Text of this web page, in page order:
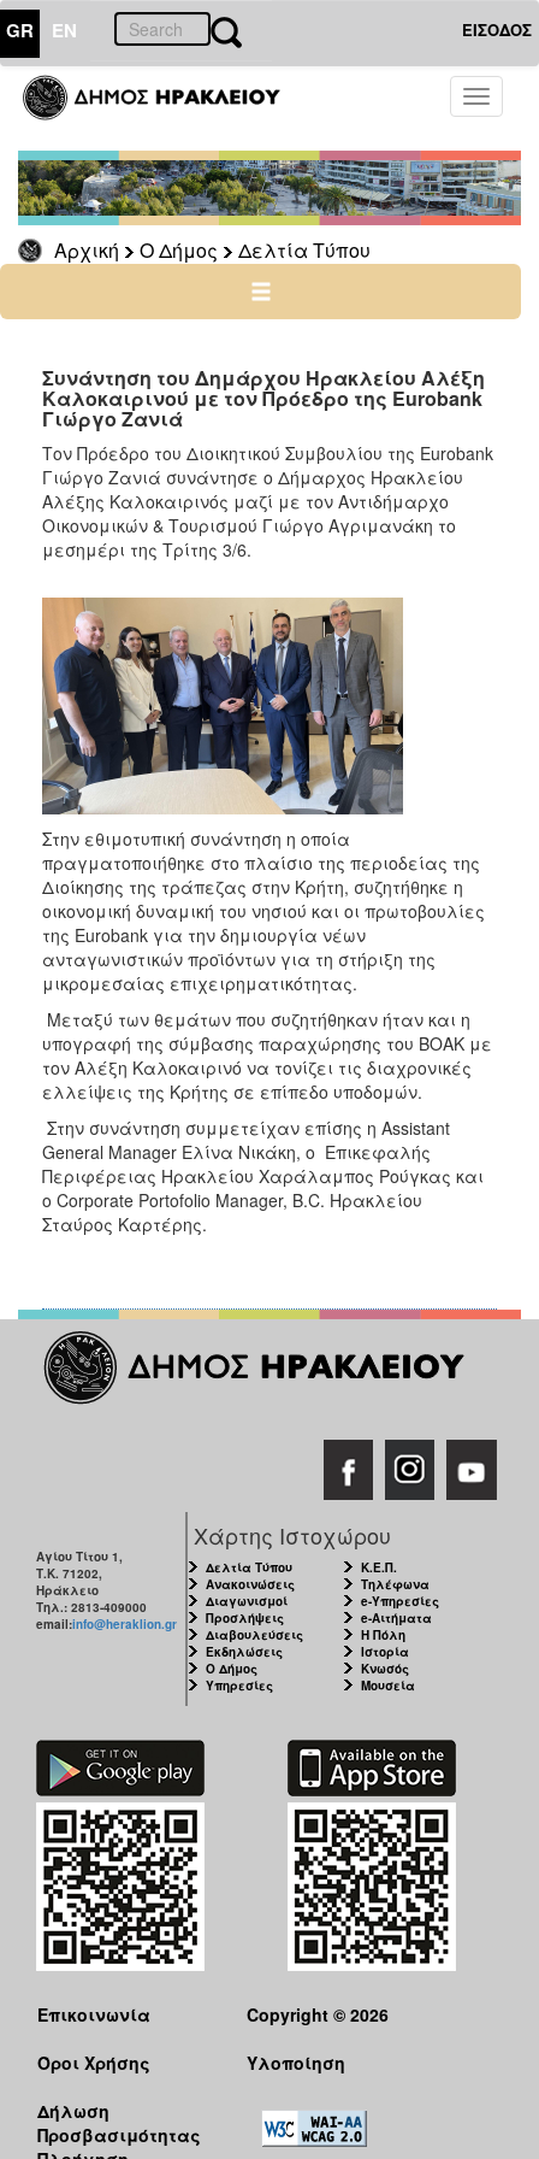
GR EN ΕΙΣΟΔΟΣ
Toggle
Αρχική Ο Δήμος Δελτία Τύπου
ΔΗΜΟΣ
Δελτία
Τύπου
Αρχείο
ΠΟΛΙΤΙΣΜΟΣ
ΑΝΘΕΚΤΙΚΗ
ΠΟΛΗ
Συνάντηση του Δημάρχου Ηρακλείου Αλέξη
Καλοκαιρινού με τον Πρόεδρο της Eurobank
Γιώργο Ζανιά
Τον Πρόεδρο του Διοικητικού Συμβουλίου της Eurobank
Γιώργο Ζανιά συνάντησε ο Δήμαρχος Ηρακλείου
Αλέξης Καλοκαιρινός μαζί με τον Αντιδήμαρχο
Οικονομικών & Τουρισμού Γιώργο Αγριμανάκη το
μεσημέρι της Τρίτης 3/6.
Στην εθιμοτυπική συνάντηση η οποία
πραγματοποιήθηκε στο πλαίσιο της περιοδείας της
Διοίκησης της τράπεζας στην Κρήτη, συζητήθηκε η
οικονομική δυναμική του νησιού και οι πρωτοβουλίες
της Eurobank για την δημιουργία νέων
ανταγωνιστικών προϊόντων για τη στήριξη της
μικρομεσαίας επιχειρηματικότητας.
Μεταξύ των θεμάτων που συζητήθηκαν ήταν και η
υπογραφή της σύμβασης παραχώρησης του ΒΟΑΚ με
τον Αλέξη Καλοκαιρινό να τονίζει τις διαχρονικές
ελλείψεις της Κρήτης σε επίπεδο υποδομών.
Στην συνάντηση συμμετείχαν επίσης η Assistant
General Manager Ελίνα Νικάκη, ο Επικεφαλής
Περιφέρειας Ηρακλείου Χαράλαμπος Ρούγκας και
ο Corporate Portofolio Manager, B.C. Ηρακλείου
Σταύρος Καρτέρης.
Αγίου Τίτου 1,
Τ.Κ. 71202,
Ηράκλειο
Τηλ.: 2813-409000
email:info@heraklion.gr
Χάρτης Ιστοχώρου
Δελτία Τύπου
Ανακοινώσεις
Διαγωνισμοί
Προσλήψεις
Διαβουλεύσεις
Εκδηλώσεις
Ο Δήμος
Υπηρεσίες
Κ.Ε.Π.
Τηλέφωνα
e-Υπηρεσίες
e-Αιτήματα
Η Πόλη
Ιστορία
Κνωσός
Μουσεία
Επικοινωνία
Όροι Χρήσης
Δήλωση
Προσβασιμότητας
Copyright © 2026
Υλοποίηση